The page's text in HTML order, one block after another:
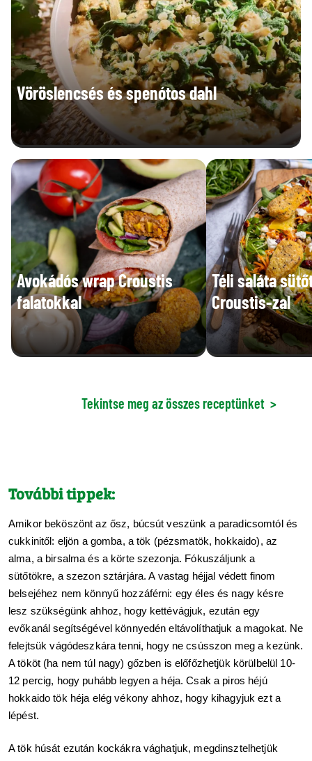
Vöröslencsés és spenótos dahl
Avokádós wrap Croustis
falatokkal
Téli saláta
Croustis-zal
Tekintse meg az összes receptünket >
További tippek:
Amikor beköszönt az ősz, búcsút veszünk a paradicsomtól és
cukkinitől: eljön a gomba, a tök (pézsmatök, hokkaido), az
alma, a birsalma és a körte szezonja. Fókuszáljunk a
sütőtökre, a szezon sztárjára. A vastag héjjal védett finom
belsejéhez nem könnyű hozzáférni: egy éles és nagy késre
lesz szükségünk ahhoz, hogy kettévágjuk, ezután egy
evőkanál segítségével könnyedén eltávolíthatjuk a magokat. Ne
felejtsük vágódeszkára tenni, hogy ne csússzon meg a kezünk.
A tököt (ha nem túl nagy) gőzben is előfőzhetjük körülbelül 10-
12 percig, hogy puhább legyen a héja. Csak a piros héjú
hokkaido tök héja elég vékony ahhoz, hogy kihagyjuk ezt a
lépést.
A tök húsát ezután kockákra vághatjuk, megdinsztelhetjük